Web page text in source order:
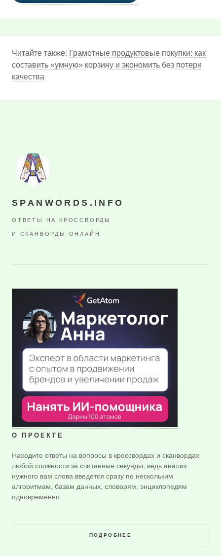
Читайте также: Грамотные продуктовые покупки: как
составить «умную» корзину и экономить без потери
качества
SPANWORDS.INFO
ОТВЕТЫ НА КРОССВОРДЫ
И СКАНВОРДЫ ОНЛАЙН
О ПРОЕКТЕ
Находите ответы на вопросы в кроссвордах и сканвордах
любой сложности за считанные секунды, ведь анализ
нужного вам слова введется сразу по нескольким
алгоритмам, базам данных, словарям, энциклопедям
одновременно.
ПОДРОБНЕЕ